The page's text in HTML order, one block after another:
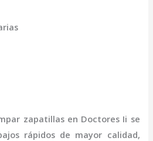
zapatillas en Doctores Ii se
rápidos de mayor calidad,